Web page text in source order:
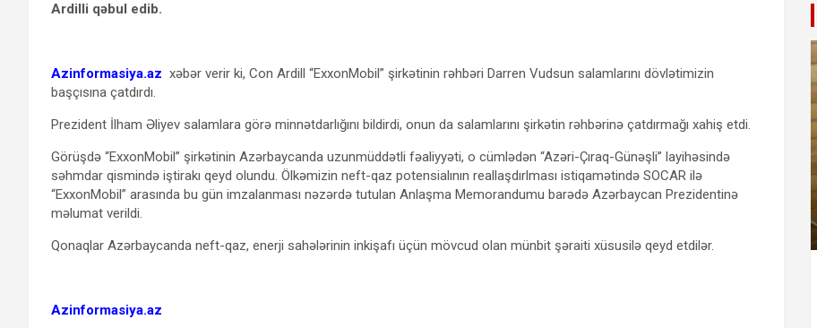
Ardilli qəbul edib.
Azinformasiya.az xəbər verir ki, Con Ardill “ExxonMobil” şirkətinin rəhbəri Darren Vudsun salamlarını dövlətimizin
başçısına çatdırdı.
Prezident İlham Əliyev salamlara görə minnətdarlığını bildirdi, onun da salamlarını şirkətin rəhbərinə çatdırmağı xahiş etdi.
Görüşdə “ExxonMobil” şirkətinin Azərbaycanda uzunmüddətli fəaliyyəti, o cümlədən “Azəri-Çıraq-Günəşli” layihəsində
səhmdar qismində iştirakı qeyd olundu. Ölkəmizin neft-qaz potensialının reallaşdırlması istiqamətində SOCAR ilə
“ExxonMobil” arasında bu gün imzalanması nəzərdə tutulan Anlaşma Memorandumu barədə Azərbaycan Prezidentinə
məlumat verildi.
Qonaqlar Azərbaycanda neft-qaz, enerji sahələrinin inkişafı üçün mövcud olan münbit şəraiti xüsusilə qeyd etdilər.
Azinformasiya.az